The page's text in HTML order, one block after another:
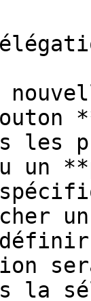
les
un
la